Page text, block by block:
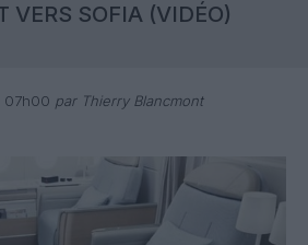
VERS SOFIA (VIDÉO)
07h00 par Thierry Blancmont